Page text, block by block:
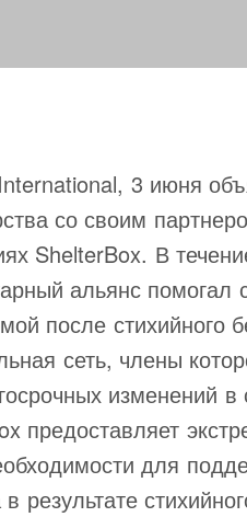
3 июня
со своим
ShelterBox. В
альянс помогал
после стихийного
сеть, члены
изменений
предоставляет
для
результате